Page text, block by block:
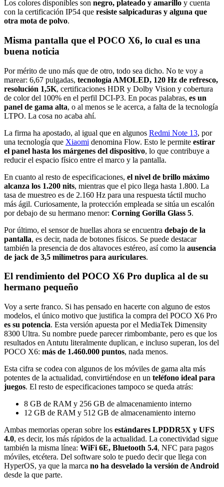
Los colores disponibles son negro, plateado y amarillo y cuenta
con la certificación IP54 que resiste salpicaduras y alguna que
otra mota de polvo.
Misma pantalla que el POCO X6, lo cual es una
buena noticia
Por mérito de uno más que de otro, todo sea dicho. No te voy a
marear: 6,67 pulgadas, tecnología AMOLED, 120 Hz de refresco,
resolución 1,5K, certificaciones HDR y Dolby Vision y cobertura
de color del 100% en el perfil DCI-P3. En pocas palabras, es un
panel de gama alta, o al menos se le acerca, a falta de la tecnología
LTPO. La cosa no acaba ahí.
La firma ha apostado, al igual que en algunos Redmi Note 13, por
una tecnología que Xiaomi denomina Flow. Esto le permite estirar
el panel hasta los márgenes del dispositivo, lo que contribuye a
reducir el espacio físico entre el marco y la pantalla.
En cuanto al resto de especificaciones, el nivel de brillo máximo
alcanza los 1.200 nits, mientras que el pico llega hasta 1.800. La
tasa de muestreo es de 2.160 Hz para una respuesta táctil mucho
más ágil. Curiosamente, la protección empleada se sitúa un escalón
por debajo de su hermano menor: Corning Gorilla Glass 5.
Por último, el sensor de huellas ahora se encuentra debajo de la
pantalla, es decir, nada de botones físicos. Se puede destacar
también la presencia de dos altavoces estéreo, así como la ausencia
de jack de 3,5 milímetros para auriculares.
El rendimiento del POCO X6 Pro duplica al de su
hermano pequeño
Voy a serte franco. Si has pensado en hacerte con alguno de estos
modelos, el único motivo que justifica la compra del POCO X6 Pro
es su potencia. Esta versión apuesta por el MediaTek Dimensity
8300 Ultra. Su nombre puede parecer rimbombante, pero es que los
resultados en Antutu literalmente duplican, e incluso superan, los del
POCO X6: más de 1.460.000 puntos, nada menos.
Esta cifra se codea con algunos de los móviles de gama alta más
potentes de la actualidad, convirtiéndose en un teléfono ideal para
juegos. El resto de especificaciones tampoco se queda atrás:
8 GB de RAM y 256 GB de almacenamiento interno
12 GB de RAM y 512 GB de almacenamiento interno
Ambas memorias operan sobre los estándares LPDDR5X y UFS
4.0, es decir, los más rápidos de la actualidad. La conectividad sigue
también la misma línea: WiFi 6E, Bluetooth 5.4, NFC para pagos
móviles, etcétera. Del software solo te puedo decir que llega con
HyperOS, ya que la marca no ha desvelado la versión de Android
desde la que parte.